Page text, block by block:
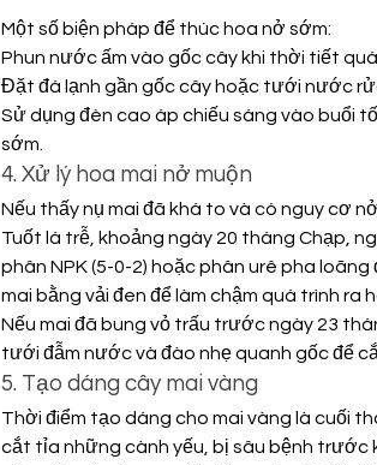
Một số biện pháp để thúc hoa nở sớm:
Phun nước ấm vào gốc cây khi thời tiết quá
Đặt đá lạnh gần gốc cây hoặc tưới nước
Sử dụng đèn cao áp chiếu sáng vào buổi
sớm.
4. Xử lý hoa mai nở muộn
Nếu thấy nụ mai đã khá to và có nguy cơ
Tuốt lá trễ, khoảng ngày 20 tháng Chạp,
phân NPK (5-0-2) hoặc phân urê pha
mai bằng vải đen để làm chậm quá trình ra
Nếu mai đã bung vỏ trấu trước ngày 23
tưới đẫm nước và đào nhẹ quanh gốc để
5. Tạo dáng cây mai vàng
Thời điểm tạo dáng cho mai vàng là cuối
cắt tỉa những cành yếu, bị sâu bệnh trước